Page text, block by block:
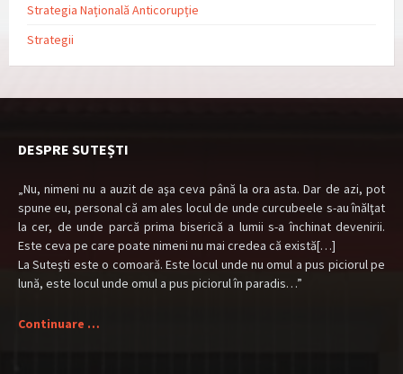
Strategia Națională Anticorupție
Strategii
DESPRE SUTEȘTI
„Nu, nimeni nu a auzit de aşa ceva până la ora asta. Dar de azi, pot
spune eu, personal că am ales locul de unde curcubeele s-au înălţat
la cer, de unde parcă prima biserică a lumii s-a închinat devenirii.
Este ceva pe care poate nimeni nu mai credea că există[…]
La Suteşti este o comoară. Este locul unde nu omul a pus piciorul pe
lună, este locul unde omul a pus piciorul în paradis…”
Continuare …